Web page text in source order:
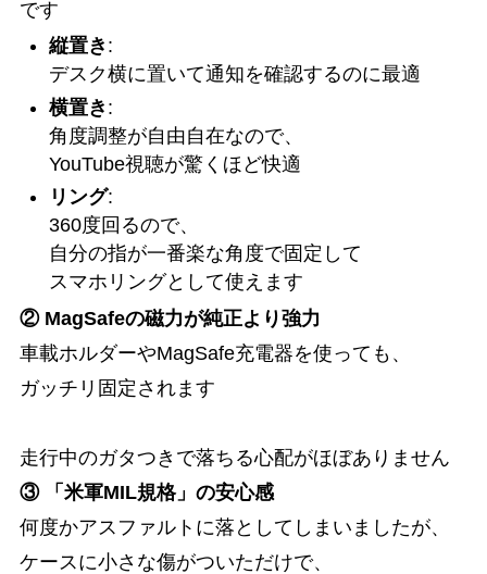
です
縦置き :
デスク横に置いて通知を確認するのに最適
横置き :
角度調整が自由自在なので、
YouTube視聴が驚くほど快適
リング:
360度回るので、
自分の指が一番楽な角度で固定して
スマホリングとして使えます
② MagSafeの磁力が純正より強力
車載ホルダーやMagSafe充電器を使っても、
ガッチリ固定されます
走行中のガタつきで落ちる心配がほぼありません
③ 「米軍MIL規格」の安心感
何度かアスファルトに落としてしまいましたが、
ケースに小さな傷がついただけで、